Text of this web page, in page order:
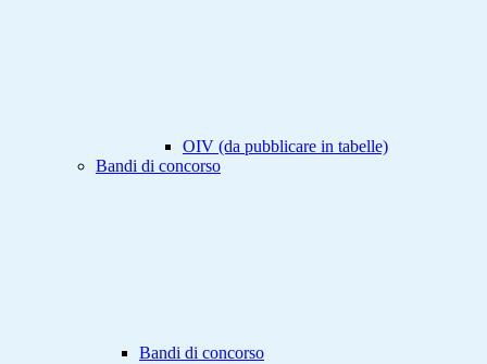
OIV (da pubblicare in tabelle)
Bandi di concorso
Bandi di concorso